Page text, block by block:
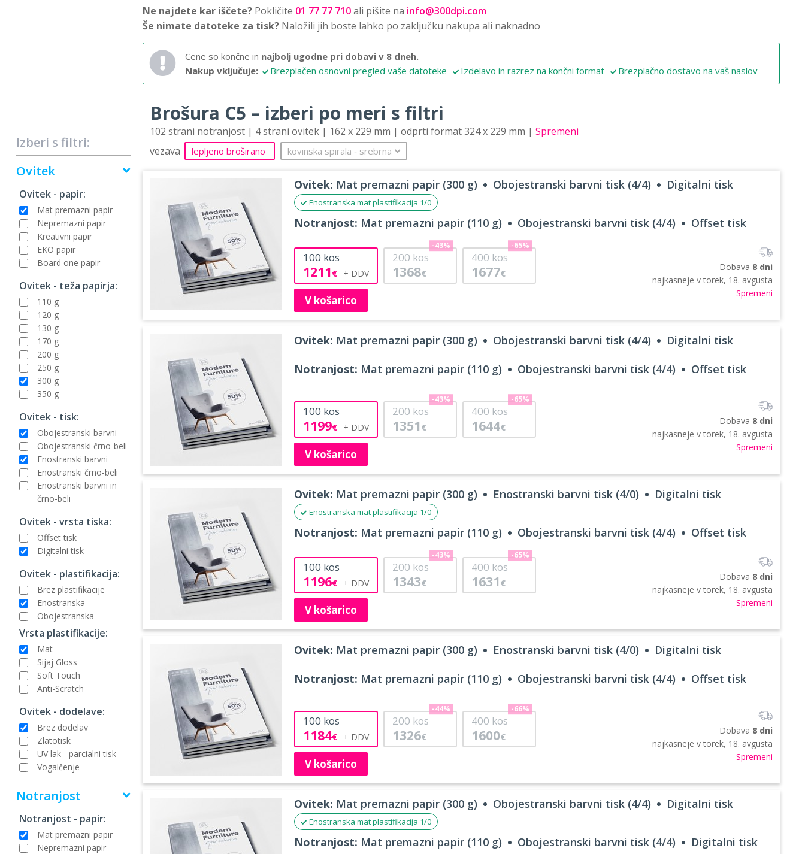
Izberi s filtri:
Ovitek
Ovitek - papir:
Mat premazni papir
Nepremazni papir
Kreativni papir
EKO papir
Board one papir
Ovitek - teža papirja:
110 g
120 g
130 g
170 g
200 g
250 g
300 g
350 g
Ovitek - tisk:
Obojestranski barvni
Obojestranski črno-beli
Enostranski barvni
Enostranski črno-beli
Enostranski barvni in
črno-beli
Ovitek - vrsta tiska:
Offset tisk
Digitalni tisk
Ovitek - plastifikacija:
Brez plastifikacije
Enostranska
Obojestranska
Vrsta plastifikacije:
Mat
Sijaj Gloss
Soft Touch
Anti-Scratch
Ovitek - dodelave:
Brez dodelav
Zlatotisk
UV lak - parcialni tisk
Vogalčenje
Notranjost
Notranjost - papir:
Mat premazni papir
Nepremazni papir
Ne najdete kar iščete? Pokličite 01 77 77 710ali pišite na info@300dpi.com
Še nimate datoteke za tisk? Naložili jih boste lahko po zaključku nakupa ali naknadno
Cene so končne in najbolj ugodne pri dobavi v 8 dneh.
Nakup vključuje:
Brezplačen osnovni pregled vaše datoteke Izdelavo in razrez na končni format Brezplačno dostavo na vaš naslov
Brošura C5 – izberi po meri s filtri
102 strani notranjost | 4 strani ovitek | 162 x 229 mm | odprti format 324 x 229 mm | Spremeni
vezava
lepljeno broširano kovinska spirala ‐ srebrna
Ovitek: Mat premazni papir (300 g) Obojestranski barvni tisk (4/4) Digitalni tisk
Enostranska mat plastifikacija 1/0
Notranjost: Mat premazni papir (110 g) Obojestranski barvni tisk (4/4) Offset tisk
100 kos
1211€
200 kos
1368€
-43%
400 kos
1677€
-65%
V košarico
Dobava 8 dni
najkasneje vtorek, 18. avgusta
Spremeni
Ovitek: Mat premazni papir (300 g) Obojestranski barvni tisk (4/4) Digitalni tisk
Notranjost: Mat premazni papir (110 g) Obojestranski barvni tisk (4/4) Offset tisk
100 kos
1199€
200 kos
1351 €
-43%
400 kos
1644€
-65%
V košarico
Dobava 8 dni
najkasneje vtorek, 18. avgusta
Spremeni
Ovitek: Mat premazni papir (300 g) Enostranski barvni tisk (4/0) Digitalni tisk
Enostranska mat plastifikacija 1/0
Notranjost: Mat premazni papir (110 g) Obojestranski barvni tisk (4/4) Offset tisk
100 kos
1196€
200 kos
1343€
-43%
400 kos
1631 €
-65%
V košarico
Dobava 8 dni
najkasneje vtorek, 18. avgusta
Spremeni
Ovitek: Mat premazni papir (300 g) Enostranski barvni tisk (4/0) Digitalni tisk
Notranjost: Mat premazni papir (110 g) Obojestranski barvni tisk (4/4) Offset tisk
100 kos
1184€
200 kos
1326€
-44%
400 kos
1600€
-66%
V košarico
Dobava 8 dni
najkasneje vtorek, 18. avgusta
Spremeni
Ovitek: Mat premazni papir (300 g) Obojestranski barvni tisk (4/4) Digitalni tisk
Enostranska mat plastifikacija 1/0
Notranjost: Mat premazni papir (110 g) Obojestranski barvni tisk (4/4) Digitalni tisk